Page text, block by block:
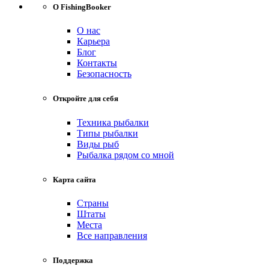
О FishingBooker
О нас
Карьера
Блог
Контакты
Безопасность
Откройте для себя
Техника рыбалки
Типы рыбалки
Виды рыб
Рыбалка рядом со мной
Карта сайта
Страны
Штаты
Места
Все направления
Поддержка